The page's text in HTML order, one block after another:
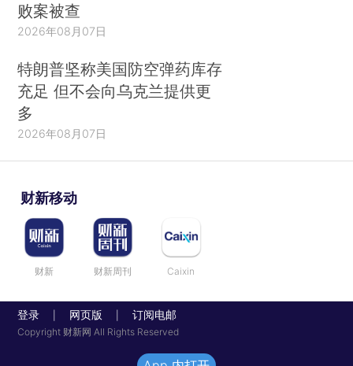
败案被查
2026年08月07日
特朗普坚称美国防空弹药库存
充足 但不会向乌克兰提供更
多
2026年08月07日
财新移动
财新 财新周刊 Caixin
登录 网页版 订阅电邮
Copyright 财新网 All Rights Reserved